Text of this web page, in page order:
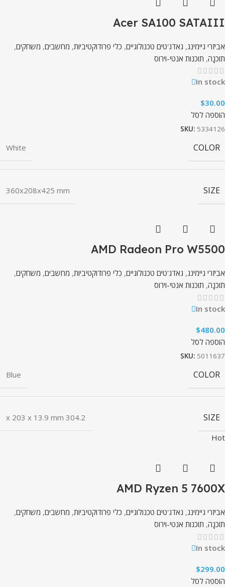
Acer SA100 SATAIII
אביזרי גיימינג, גאדג'טים טכנולוגיים, כלי פרודוקטיביות, מחשבים, משחקים,
תוֹכנָה, תוכנות אנטי-וירוס
In stock
$30.00
הוספה לסל
SKU: 5334126
COLOR
White
SIZE
360x208x425 mm
AMD Radeon Pro W5500
אביזרי גיימינג, גאדג'טים טכנולוגיים, כלי פרודוקטיביות, מחשבים, משחקים,
תוֹכנָה, תוכנות אנטי-וירוס
In stock
$480.00
הוספה לסל
SKU: 5011637
COLOR
Blue
SIZE
304.2 x 203 x 13.9 mm
Hot
AMD Ryzen 5 7600X
אביזרי גיימינג, גאדג'טים טכנולוגיים, כלי פרודוקטיביות, מחשבים, משחקים,
תוֹכנָה, תוכנות אנטי-וירוס
In stock
$299.00
הוספה לסל